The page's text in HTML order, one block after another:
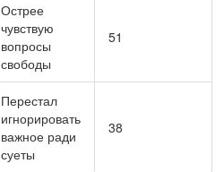
Острее
чувствую
вопросы
свободы
51
Перестал
игнорировать
важное ради
суеты
38